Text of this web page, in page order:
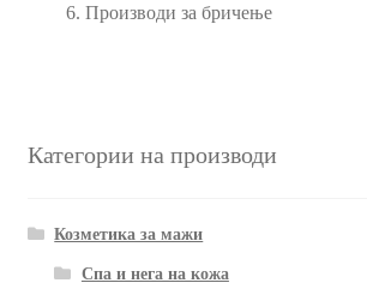
Производи за бричење
Категории на производи
Козметика за мажи
Спа и нега на кожа